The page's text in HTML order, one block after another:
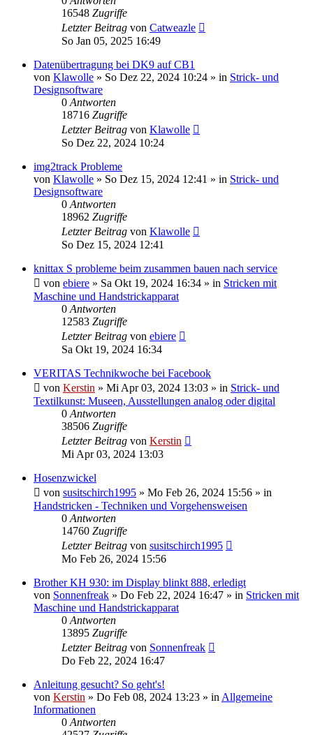
16548 Zugriffe
Letzter Beitrag von Catweazle
So Jan 05, 2025 16:49
Datenübertragung bei DK9 auf CB1
von Klawolle » So Dez 22, 2024 10:24 » in Strick- und
Designsoftware
0 Antworten
18716 Zugriffe
Letzter Beitrag von Klawolle
So Dez 22, 2024 10:24
img2track Probleme
von Klawolle » So Dez 15, 2024 12:41 » in Strick- und
Designsoftware
0 Antworten
18962 Zugriffe
Letzter Beitrag von Klawolle
So Dez 15, 2024 12:41
knittax S probleme beim zusammen bauen nach service
von ebiere » Sa Okt 19, 2024 16:34 » in Stricken mit
Maschine und Handstrickapparat
0 Antworten
12583 Zugriffe
Letzter Beitrag von ebiere
Sa Okt 19, 2024 16:34
VERITAS Technikwoche bei Facebook
von Kerstin » Mi Apr 03, 2024 13:03 » in Strick- und
Textilkunst: Museen, Ausstellungen analog oder digital
0 Antworten
38506 Zugriffe
Letzter Beitrag von Kerstin
Mi Apr 03, 2024 13:03
Hosenzwickel
von susitschirch1995 » Mo Feb 26, 2024 15:56 » in
Handstricken - Techniken und Vorgehensweisen
0 Antworten
14760 Zugriffe
Letzter Beitrag von susitschirch1995
Mo Feb 26, 2024 15:56
Brother KH 930: im Display blinkt 888, erledigt
von Sonnenfreak » Do Feb 22, 2024 16:47 » in Stricken mit
Maschine und Handstrickapparat
0 Antworten
13895 Zugriffe
Letzter Beitrag von Sonnenfreak
Do Feb 22, 2024 16:47
Anleitung gesucht? So geht's!
von Kerstin » Do Feb 08, 2024 13:23 » in Allgemeine
Informationen
0 Antworten